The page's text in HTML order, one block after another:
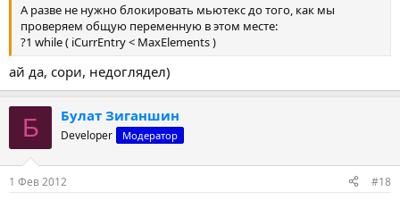
А разве не нужно блокировать мьютекс до того, как мы
проверяем общую переменную в этом месте:
?1 while ( iCurrEntry < MaxElements )
ай да, сори, недоглядел)
Б Булат Зиганшин
Developer Модератор
1 Фев 2012 #18